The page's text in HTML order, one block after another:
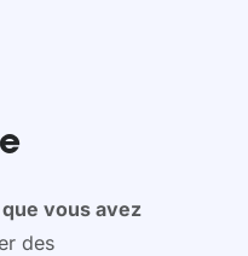
vous avez
des